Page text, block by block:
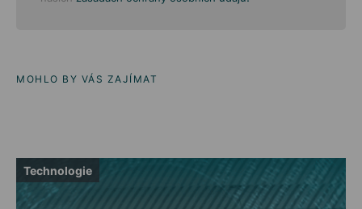
MOHLO BY VÁS ZAJÍMAT
Technologie